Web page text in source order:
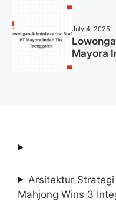
July 4, 2025
Mayora
Arsitektur
Mahjong Wins 3